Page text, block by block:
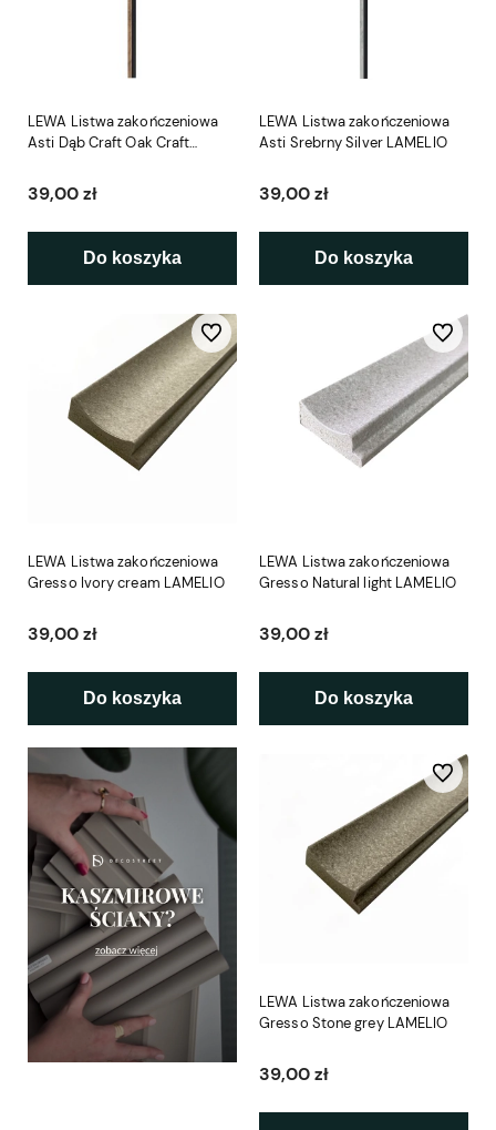
LEWA Listwa zakończeniowa
Asti Dąb Craft Oak Craft
39,00 zł
Do koszyka
LEWA Listwa zakończeniowa
Asti Srebrny Silver LAMELIO
39,00 zł
Do koszyka
LEWA Listwa zakończeniowa
Gresso Ivory cream LAMELIO
39,00 zł
Do koszyka
Do ulubionych
LEWA Listwa zakończeniowa
Gresso Natural light LAMELIO
39,00 zł
Do koszyka
Do
LEWA Listwa zakończeniowa
Gresso Stone grey LAMELIO
39,00 zł
Do